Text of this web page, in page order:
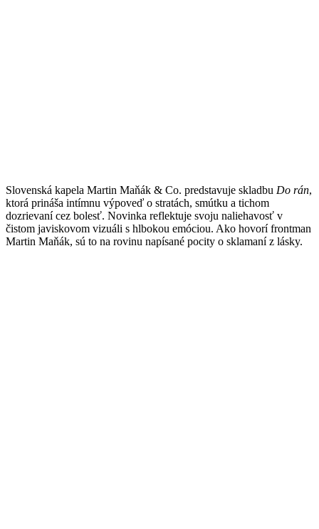
Slovenská kapela Martin Maňák & Co. predstavuje skladbu Do rán,
ktorá prináša intímnu výpoveď o stratách, smútku a tichom
dozrievaní cez bolesť. Novinka reflektuje svoju naliehavosť v
čistom javiskovom vizuáli s hlbokou emóciou. Ako hovorí frontman
Martin Maňák, sú to na rovinu napísané pocity o sklamaní z lásky.